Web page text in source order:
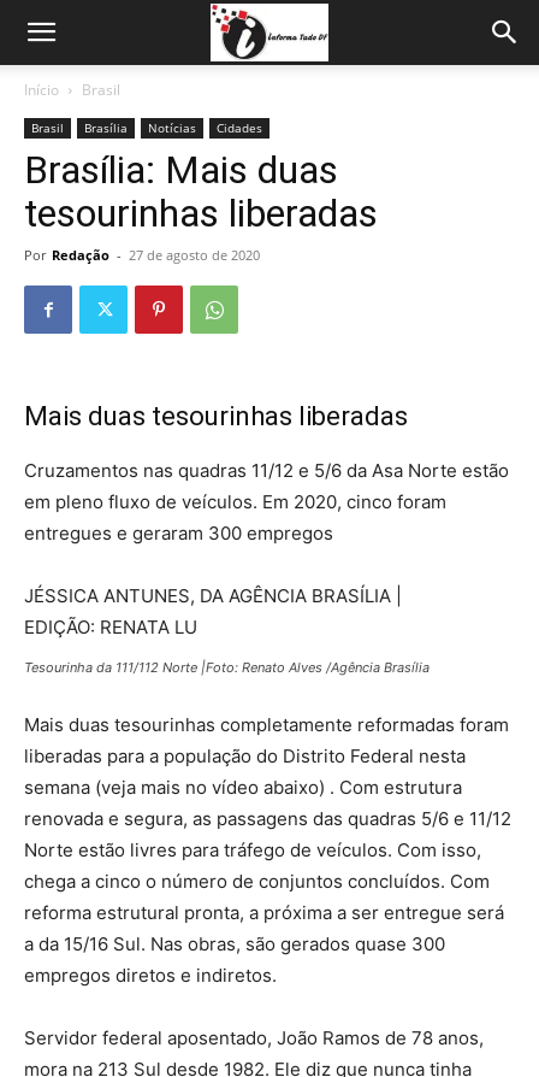
Início Brasil
Brasil Brasília Notícias Cidades
Brasília: Mais duas
tesourinhas liberadas
Por Redação - 27 de agosto de 2020
Mais duas tesourinhas liberadas
Cruzamentos nas quadras 11/12 e 5/6 da Asa Norte estão
em pleno fluxo de veículos. Em 2020, cinco foram
entregues e geraram 300 empregos
JÉSSICA ANTUNES, DA AGÊNCIA BRASÍLIA |
EDIÇÃO: RENATA LU
Tesourinha da 111/112 Norte |Foto: Renato Alves /Agência Brasília
Mais duas tesourinhas completamente reformadas foram
liberadas para a população do Distrito Federal nesta
semana (veja mais no vídeo abaixo) . Com estrutura
renovada e segura, as passagens das quadras 5/6 e 11/12
Norte estão livres para tráfego de veículos. Com isso,
chega a cinco o número de conjuntos concluídos. Com
reforma estrutural pronta, a próxima a ser entregue será
a da 15/16 Sul. Nas obras, são gerados quase 300
empregos diretos e indiretos.
Servidor federal aposentado, João Ramos de 78 anos,
mora na 213 Sul desde 1982. Ele diz que nunca tinha